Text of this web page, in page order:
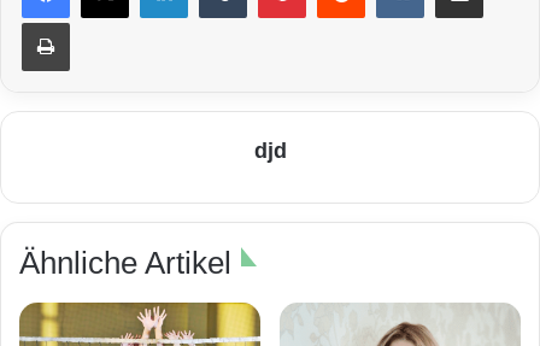
Drucken
djd
Ähnliche Artikel